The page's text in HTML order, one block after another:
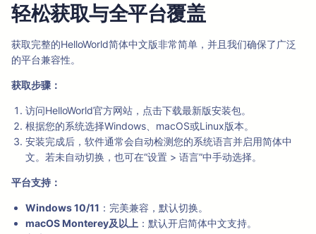
轻松获取与全平台覆盖
获取完整的HelloWorld简体中文版非常简单，并且我们确保了广泛
的平台兼容性。
获取步骤：
访问HelloWorld官方网站，点击下载最新版安装包。
根据您的系统选择Windows、macOS或Linux版本。
安装完成后，软件通常会自动检测您的系统语言并启用简体中
文。若未自动切换，也可在“设置 > 语言”中手动选择。
平台支持：
Windows 10/11 ：完美兼容，默认切换。
macOS Monterey及以上 ：默认开启简体中文支持。